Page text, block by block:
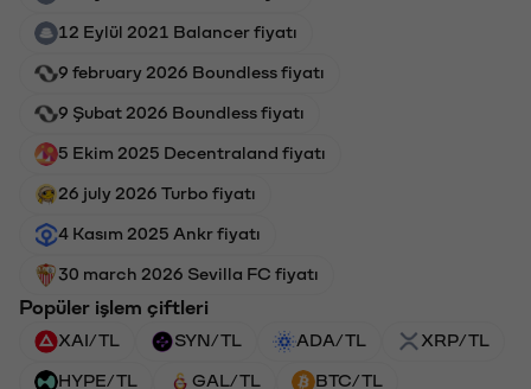
12 Eylül 2021 Balancer fiyatı
9 february 2026 Boundless fiyatı
9 Şubat 2026 Boundless fiyatı
5 Ekim 2025 Decentraland fiyatı
26 july 2026 Turbo fiyatı
4 Kasım 2025 Ankr fiyatı
30 march 2026 Sevilla FC fiyatı
Popüler işlem çiftleri
XAI/TL SYN/TL ADA/TL XRP/TL
HYPE/TL GAL/TL BTC/TL